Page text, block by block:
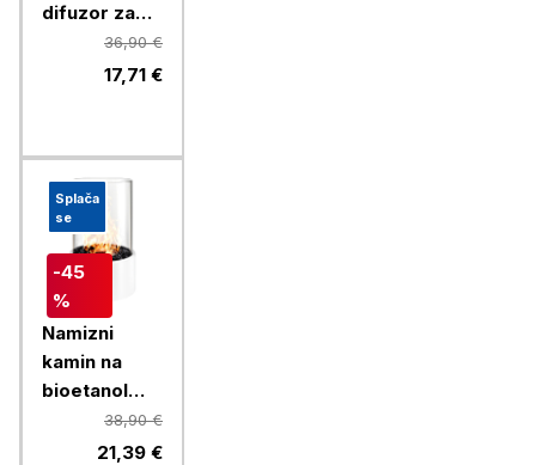
difuzor za
eterična olja
- Koala,
36,90 €
17,71 €
Splača
se
-45
%
Namizni
kamin na
bioetanol
Chameleon
LLW-TF002,
38,90 €
21,39 €